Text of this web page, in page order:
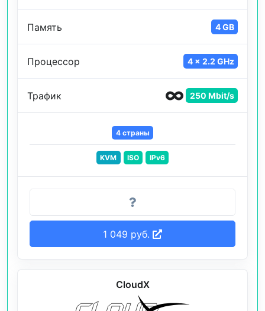
Память 4 GB
Процессор 4 x 2.2 GHz
Трафик 250 Mbit/s
4 страны
KVM ISO IPv6
1 049 руб.
CloudX